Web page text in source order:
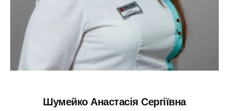
Шумейко Анастасія Сергіївна